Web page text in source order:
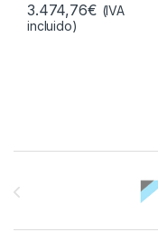
3.474,76€ (IVA
incluido)